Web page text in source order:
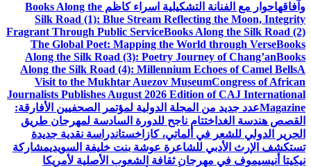
وآفاقهاحوار مع الفنانة التشكيلية اسراء كاظم Books Along the
Silk Road (1): Blue Stream Reflecting the Moon, Integrity
Fragrant Through Public ServiceBooks Along the Silk Road (2)
The Global Poet: Mapping the World through VerseBooks
Along the Silk Road (3): Poetry Journey of Chang’anBooks
Along the Silk Road (4): Millennium Echoes of Camel BellsA
Visit to the Mukhtar Auezov MuseumCongress of African
Journalists Publishes August 2026 Edition of CAJ International
Magazineعدد جديد من المجلة الدولية لمؤتمر الصحفيين الأفارقة:
القصص هندسة الغد اختتام ناجح للدورة السادسة لمهرجان طريق
الحرير الدولي للشعر في ألماتي، كازاخستاندراسة نقدية جديدة
تستكشف الإرث الأدبي للشاعرة عوشة بنت خليفة السويديمشاركة
نيكيتا أنيسيموف في مهرجان ثقافة الشعوب الأصلية لأمريكا